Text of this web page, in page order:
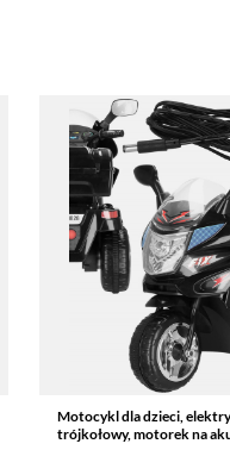
Motocykl dla dzieci,
trójkołowy, motorek na